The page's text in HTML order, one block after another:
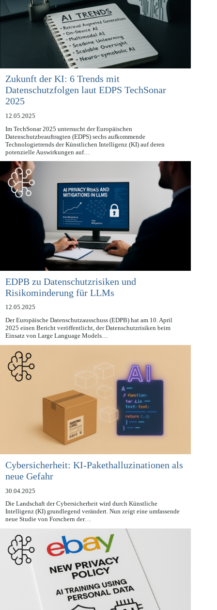
Zukunft der KI: 6 Trends mit
Datenschutzfolgen laut EDPS TechSonar
2025
12.05.2025
Im TechSonar 2025 untersucht der Europäischen
Datenschutzbeauftragten (EDPS) sechs aufkommende
Technologietrends der Künstlichen Intelligenz (KI) auf deren
potenzielle Auswirkungen auf…
EDPB zu Datenschutzrisiken und
Risikominderung für LLMs
12.05.2025
Der Europäische Datenschutzausschuss (EDPB) hat am 10. April
2025 einen Bericht veröffentlicht, der Datenschutzrisiken beim
Einsatz von Large Language Models…
Cybersicherheit: KI-Pakethalluzinationen als
neue Gefahr
30.04.2025
Die Landschaft der Cybersicherheit wird durch Künstliche
Intelligenz (KI) grundlegend verändert. Nun zeigt eine umfassende
neue Studie von Forschern der…